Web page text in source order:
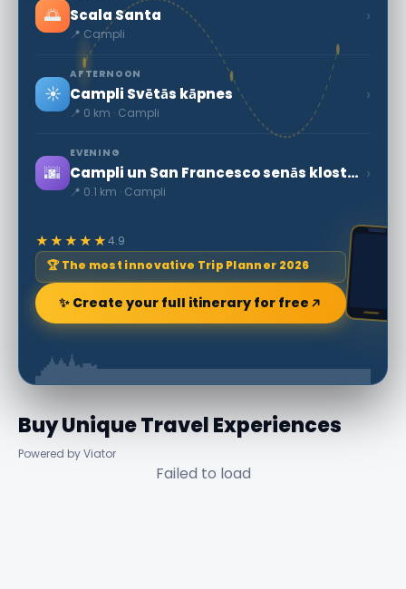
🌅 Scala Santa
📍 Campli
›
☀️
AFTERNOON
Campli Svētās kāpnes
📍 0 km · Campli
›
🌆
EVENING
Campli un San Francesco senās klostera muzejs
📍 0.1 km · Campli
›
★★★★★4.9
🏆 The most innovative Trip Planner 2026
✨ Create your full itinerary for free
Buy Unique Travel Experiences
Powered by Viator
Failed to load